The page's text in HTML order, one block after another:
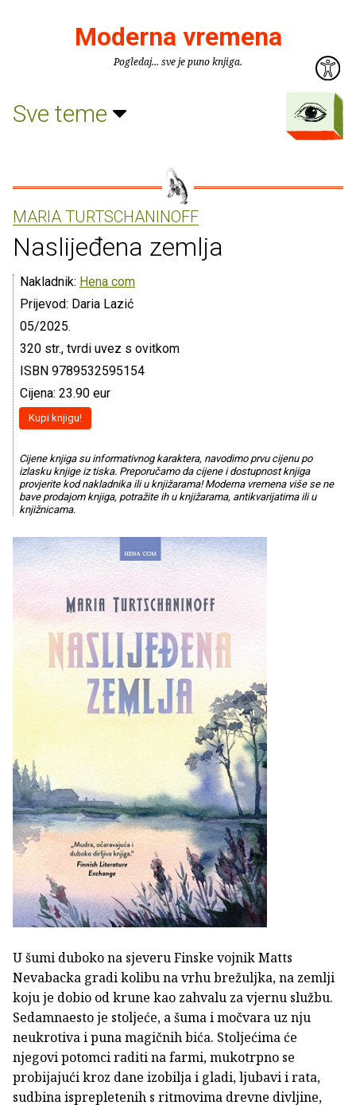
Moderna vremena
Pogledaj... sve je puno knjiga.
Sve teme
MARIA TURTSCHANINOFF
Naslijeđena zemlja
Nakladnik: Hena com
Prijevod: Daria Lazić
05/2025.
320 str., tvrdi uvez s ovitkom
ISBN 9789532595154
Cijena: 23.90 eur
Kupi knjigu!
Cijene knjiga su informativnog karaktera, navodimo prvu cijenu po
izlasku knjige iz tiska. Preporučamo da cijene i dostupnost knjiga
provjerite kod nakladnika ili u knjižarama! Moderna vremena više se ne
bave prodajom knjiga, potražite ih u knjižarama, antikvarijatima ili u
knjižnicama.
U šumi duboko na sjeveru Finske vojnik Matts
Nevabacka gradi kolibu na vrhu brežuljka, na zemlji
koju je dobio od krune kao zahvalu za vjernu službu.
Sedamnaesto je stoljeće, a šuma i močvara uz nju
neukrotiva i puna magičnih bića. Stoljećima će
njegovi potomci raditi na farmi, mukotrpno se
probijajući kroz dane izobilja i gladi, ljubavi i rata,
sudbina isprepletenih s ritmovima drevne divljine,